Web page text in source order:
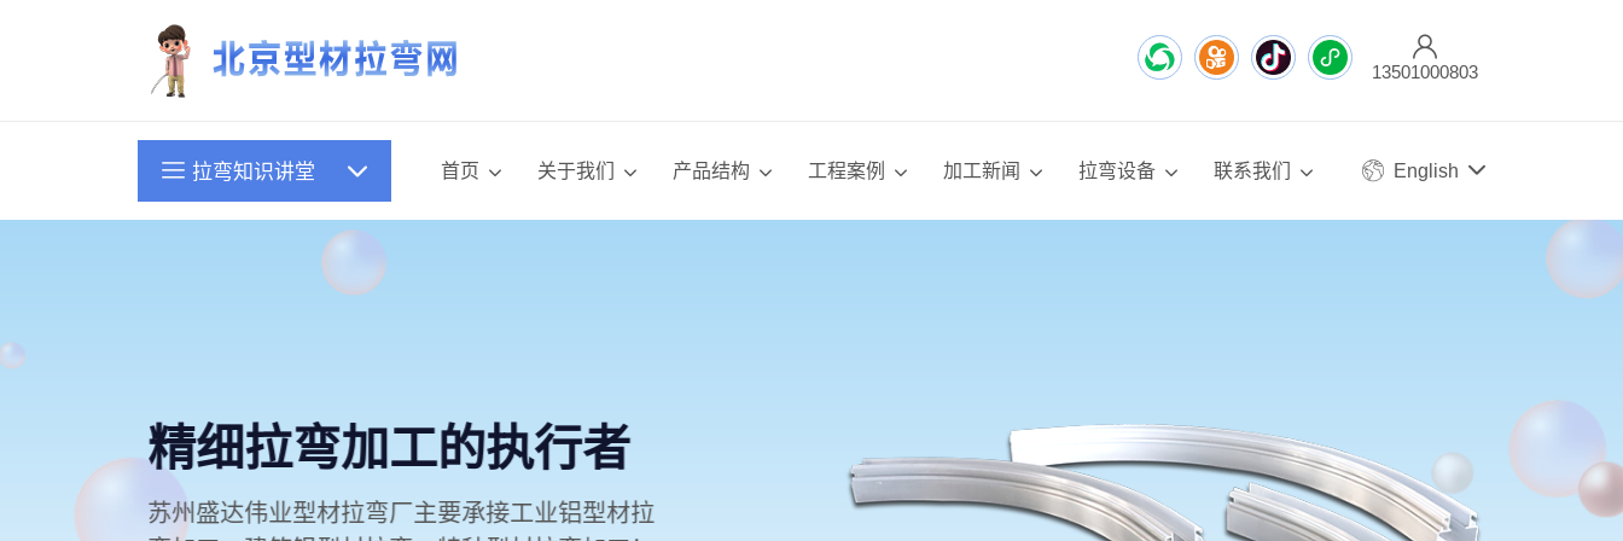
13501000803
拉弯知识讲堂 首页 关于我们 产品结构 工程案例 加工新闻 拉弯设备 联系我们 English
精细拉弯加工的执行者
苏州盛达伟业型材拉弯厂主要承接工业铝型材拉